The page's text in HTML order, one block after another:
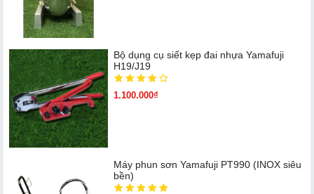
Bộ dụng cụ siết kẹp đai nhựa Yamafuji
H19/J19
1.100.000₫
Máy phun sơn Yamafuji PT990 (INOX siêu
bền)